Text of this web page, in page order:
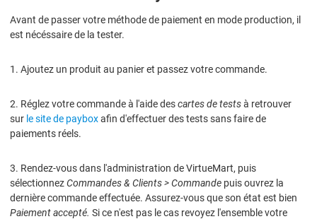
Avant de passer votre méthode de paiement en mode production, il
est nécéssaire de la tester.
1. Ajoutez un produit au panier et passez votre commande.
2. Réglez votre commande à l'aide descartes de testsà retrouver
sur le site de payboxafin d'effectuer des tests sans faire de
paiements réels.
3. Rendez-vous dans l'administration de VirtueMart, puis
sélectionnezCommandes & Clients > Commande puis ouvrez la
dernière commande effectuée. Assurez-vous que son état est bien
Paiement accepté. Si ce n'est pas le cas revoyez l'ensemble votre